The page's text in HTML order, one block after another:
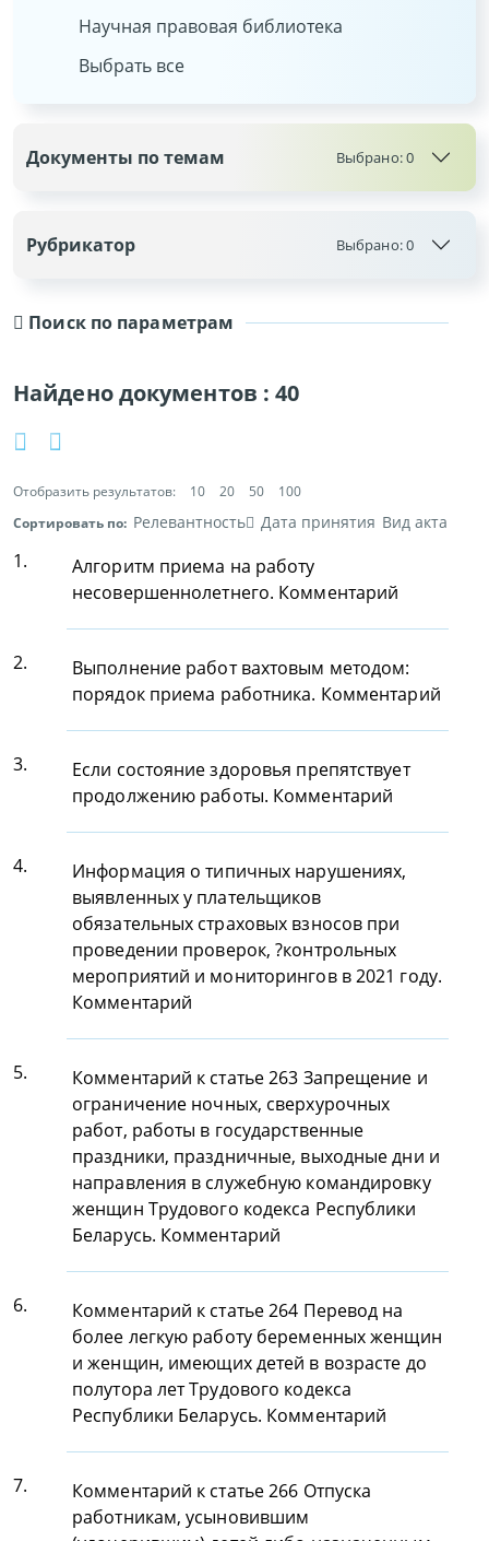
Поиск по параметрам
Найдено документов :40
Отобразить результатов: 10 20 50
100
Сортировать по: Релевантность Дата принятия Вид акта
1.
Алгоритм приема на работу
несовершеннолетнего. Комментарий
2.
Выполнение работ вахтовым методом:
порядок приема работника. Комментарий
3.
Если состояние здоровья препятствует
продолжению работы. Комментарий
4.
Информация о типичных нарушениях,
выявленных у плательщиков
обязательных страховых взносов при
проведении проверок, ?контрольных
мероприятий и мониторингов в 2021 году.
Комментарий
5.
Комментарий к статье 263 Запрещение и
ограничение ночных, сверхурочных
работ, работы в государственные
праздники, праздничные, выходные дни и
направления в служебную командировку
женщин Трудового кодекса Республики
Беларусь. Комментарий
6.
Комментарий к статье 264 Перевод на
более легкую работу беременных женщин
и женщин, имеющих детей в возрасте до
полутора лет Трудового кодекса
Республики Беларусь. Комментарий
7.
Комментарий к статье 266 Отпуска
работникам, усыновившим
Научная правовая библиотека
Выбрать все
Документы по темам Выбрано:0
Рубрикатор Выбрано:0